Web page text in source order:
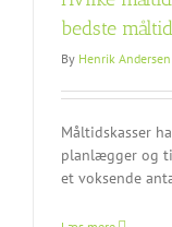
bedste
By Henrik Andersen
Måltidskasser
planlægger og
et voksende